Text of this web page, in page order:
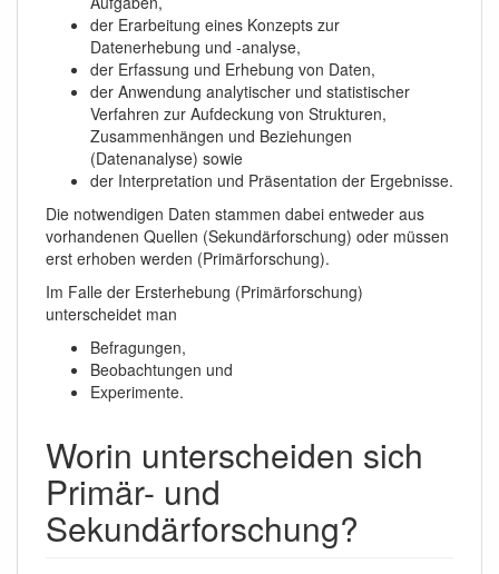
der Erarbeitung eines Konzepts zur
Datenerhebung und -analyse,
der Erfassung und Erhebung von Daten,
der Anwendung analytischer und statistischer
Verfahren zur Aufdeckung von Strukturen,
Zusammenhängen und Beziehungen
(Datenanalyse) sowie
der Interpretation und Präsentation der Ergebnisse.
Die notwendigen Daten stammen dabei entweder aus
vorhandenen Quellen (Sekundärforschung) oder müssen
erst erhoben werden (Primärforschung).
Im Falle der Ersterhebung (Primärforschung)
unterscheidet man
Befragungen,
Beobachtungen und
Experimente.
Worin unterscheiden sich
Primär- und
Sekundärforschung?